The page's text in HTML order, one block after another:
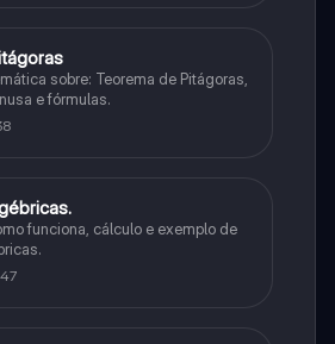
sobre: Teorema de Pitágoras,
e fórmulas.
funciona, cálculo e exemplo de